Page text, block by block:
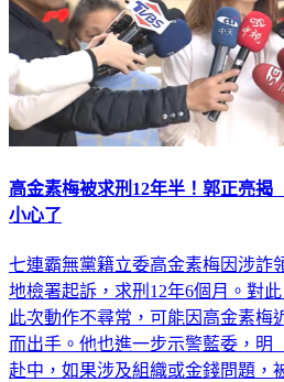
高金素梅被求刑12年半！郭正亮
小心了
七連霸無黨籍立委高金素梅因涉詐
地檢署起訴，求刑12年6個月。對
此次動作不尋常，可能因高金素梅
而出手。他也進一步示警藍委，明
赴中，如果涉及組織或金錢問題，